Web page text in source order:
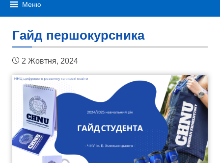
Меню
Гайд першокурсника
2 Жовтня, 2024